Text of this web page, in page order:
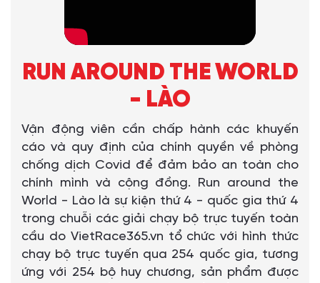
RUN AROUND THE WORLD
- LÀO
Vận động viên cần chấp hành các khuyến
cáo và quy định của chính quyền về phòng
chống dịch Covid để đảm bảo an toàn cho
chính mình và cộng đồng. Run around the
World - Lào là sự kiện thứ 4 - quốc gia thứ 4
trong chuỗi các giải chạy bộ trực tuyến toàn
cầu do VietRace365.vn tổ chức với hình thức
chạy bộ trực tuyến qua 254 quốc gia, tương
ứng với 254 bộ huy chương, sản phẩm được